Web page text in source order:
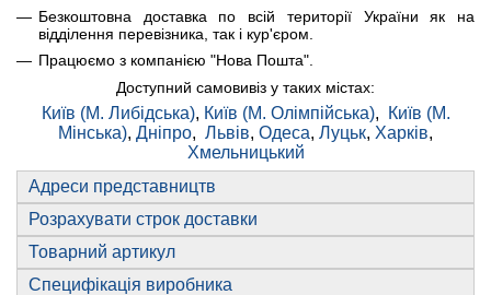
Безкоштовна доставка по всій території України як на
відділення перевізника, так і кур'єром.
Працюємо з компанією "Нова Пошта".
Доступний самовивіз у таких містах:
Київ (М. Либідська), Київ (М. Олімпійська),
Київ (М.
Мінська), Дніпро, Львів, Одеса, Луцьк, Харків,
Хмельницький
Адреси представництв
Розрахувати строк доставки
Товарний артикул
Специфікація виробника